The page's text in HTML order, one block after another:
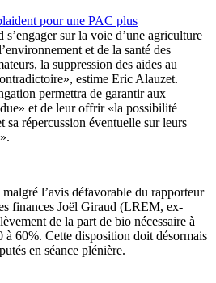
pour une PAC plus
sur la voie d’une agriculture
et de la santé des
la suppression des aides au
estime Eric Alauzet.
permettra de garantir aux
et de leur offrir «la possibilité
sa répercussion éventuelle sur leurs
malgré l’avis défavorable du rapporteur
finances Joël Giraud (LREM, ex-
de la part de bio nécessaire à
à 60%. Cette disposition doit désormais
en séance plénière.